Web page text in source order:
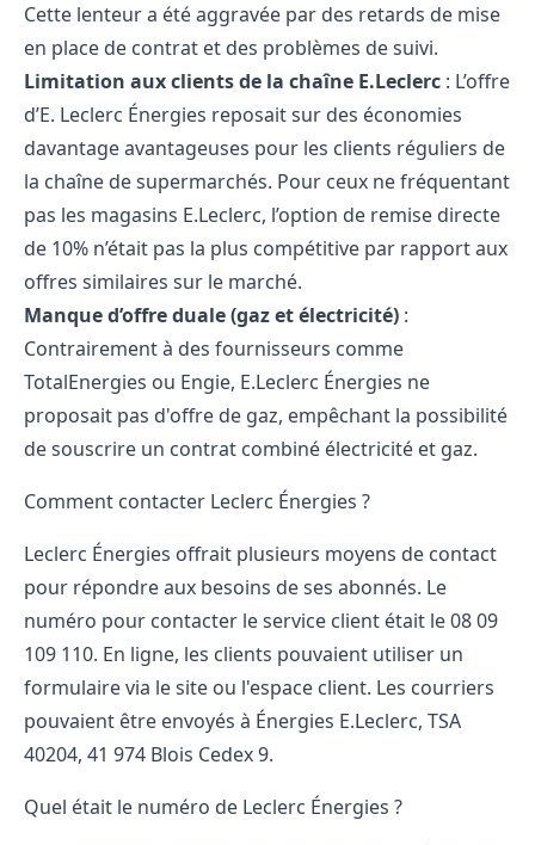
Cette lenteur a été aggravée par des retards de mise
en place de contrat et des problèmes de suivi.
Limitation aux clients de la chaîne E.Leclerc : L’offre
d’E. Leclerc Énergies reposait sur des économies
davantage avantageuses pour les clients réguliers de
la chaîne de supermarchés. Pour ceux ne fréquentant
pas les magasins E.Leclerc, l’option de remise directe
de 10% n’était pas la plus compétitive par rapport aux
offres similaires sur le marché.
Manque d’offre duale (gaz et électricité) :
Contrairement à des fournisseurs comme
TotalEnergies ou Engie, E.Leclerc Énergies ne
proposait pas d'offre de gaz, empêchant la possibilité
de souscrire un contrat combiné électricité et gaz.
Comment contacter Leclerc Énergies ?
Leclerc Énergies offrait plusieurs moyens de contact
pour répondre aux besoins de ses abonnés. Le
numéro pour contacter le service client était le 08 09
109 110. En ligne, les clients pouvaient utiliser un
formulaire via le site ou l'espace client. Les courriers
pouvaient être envoyés à Énergies E.Leclerc, TSA
40204, 41 974 Blois Cedex 9.
Quel était le numéro de Leclerc Énergies ?